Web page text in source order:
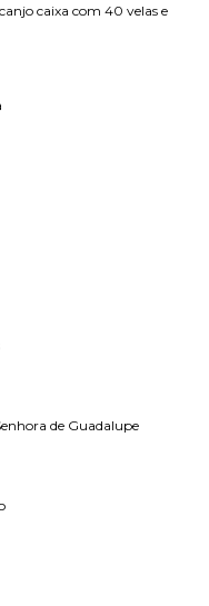
caixa com 40 velas e
de Guadalupe